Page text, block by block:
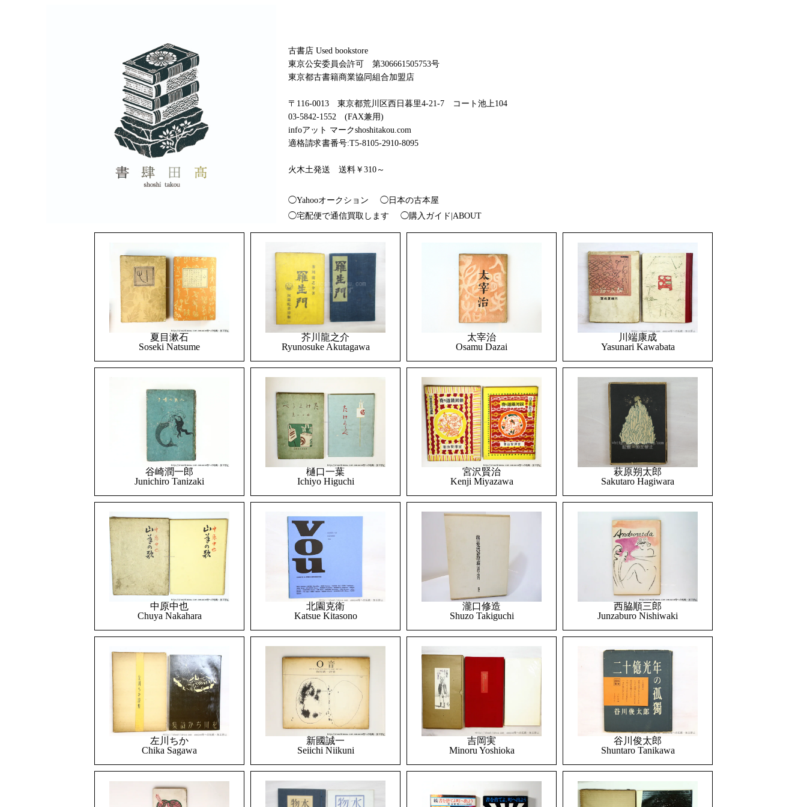
古書店 Used bookstore
東京公安委員会許可 第306661505753号
東京都古書籍商業協同組合加盟店
〒116-0013 東京都荒川区西日暮里4-21-7 コート池上104
03-5842-1552 (FAX兼用)
infoアット マークshoshitakou.com
適格請求書番号:T5-8105-2910-8095
火木土発送 送料￥310～
◯Yahooオークション
◯日本の古本屋
◯宅配便で通信買取します
◯購入ガイド|ABOUT
夏目漱石
Soseki Natsume
芥川龍之介
Ryunosuke Akutagawa
太宰治
Osamu Dazai
川端康成
Yasunari Kawabata
谷崎潤一郎
Junichiro Tanizaki
樋口一葉
Ichiyo Higuchi
宮沢賢治
Kenji Miyazawa
萩原朔太郎
Sakutaro Hagiwara
中原中也
Chuya Nakahara
北園克衛
Katsue Kitasono
瀧口修造
Shuzo Takiguchi
西脇順三郎
Junzaburo Nishiwaki
左川ちか
Chika Sagawa
新國誠一
Seiichi Niikuni
吉岡実
Minoru Yoshioka
谷川俊太郎
Shuntaro Tanikawa